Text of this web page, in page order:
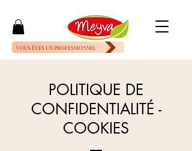
VOUS ÊTES UN PROFESSIONNEL
POLITIQUE DE
CONFIDENTIALITÉ -
COOKIES